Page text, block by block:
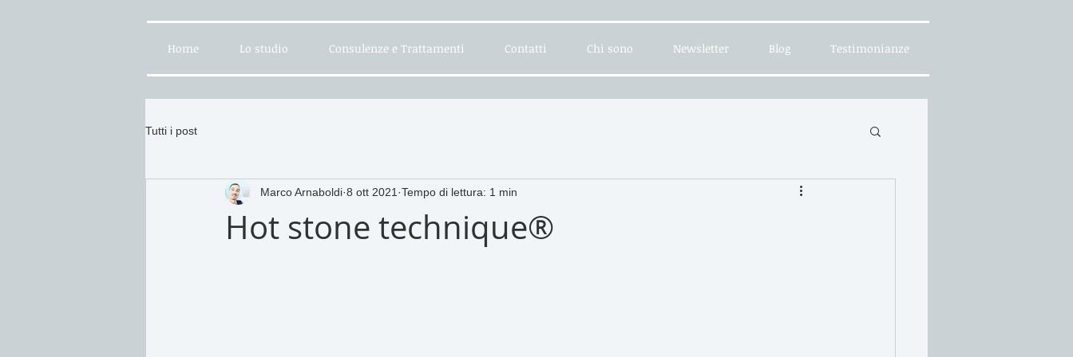
Home Lo studio Consulenze e Trattamenti Contatti Chi sono Newsletter Blog Testimonianze
Tutti i post
Hot stone technique®
Marco Arnaboldi 8 ott 2021 Tempo di lettura: 1 min